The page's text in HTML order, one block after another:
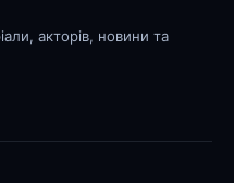
акторів, новини та